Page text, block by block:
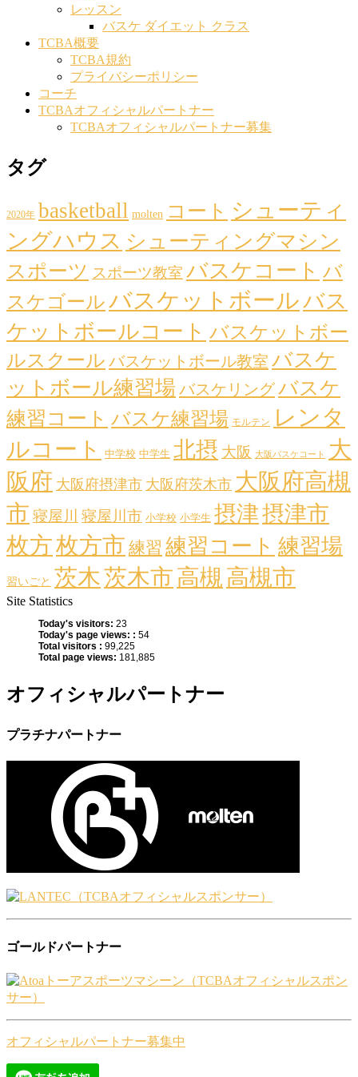
レッスン
バスケ ダイエット クラス
TCBA概要
TCBA規約
プライバシーポリシー
コーチ
TCBAオフィシャルパートナー
TCBAオフィシャルパートナー募集
タグ
2020年 basketball molten コート シューティ
ングハウス シューティングマシン
スポーツ スポーツ教室 バスケコート バ
スケゴールバスケットボールバス
ケットボールコート バスケットボー
ルスクール バスケットボール教室 バスケ
ットボール練習場 バスケリングバスケ
練習コート バスケ練習場 モルテン
レンタ
ルコート
中学校 中学生 北摂 大阪 大阪バスケコート
大
阪府 大阪府摂津市 大阪府茨木市 大阪府高槻
市 寝屋川 寝屋川市 小学校 小学生 摂津摂津市
枚方枚方市 練習 練習コート 練習場
習いごと 茨木茨木市高槻高槻市
Site Statistics
Today's visitors: 23
Today's page views: : 54
Total visitors : 99,225
Total page views: 181,885
オフィシャルパートナー
プラチナパートナー
ゴールドパートナー
オフィシャルパートナー募集中